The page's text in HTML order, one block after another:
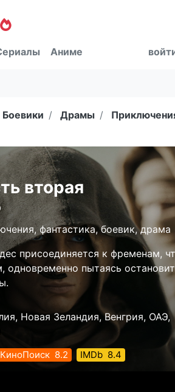
Аниме
Боевики Драмы
вторая
фантастика, боевик, драма
присоединяется к фременам,
одновременно пытаясь
Новая Зеландия, Венгрия, ОАЭ,
КиноПоиск 8.2 IMDb 8.4